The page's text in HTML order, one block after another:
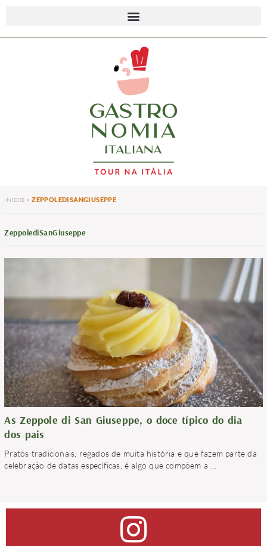
INÍCIO >ZEPPOLEDISANGIUSEPPE
ZeppolediSanGiuseppe
As Zeppole di San Giuseppe, o doce típico do dia
dos pais
Pratos tradicionais, regados de muita história e que fazem parte da
celebração de datas específicas, é algo que compõem a